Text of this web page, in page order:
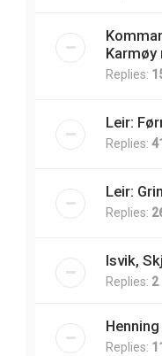
Karmøy
Replies:
Leir:
Replies: 41
Leir:
Replies:
Isvik,
Replies: 2
Replies: 11